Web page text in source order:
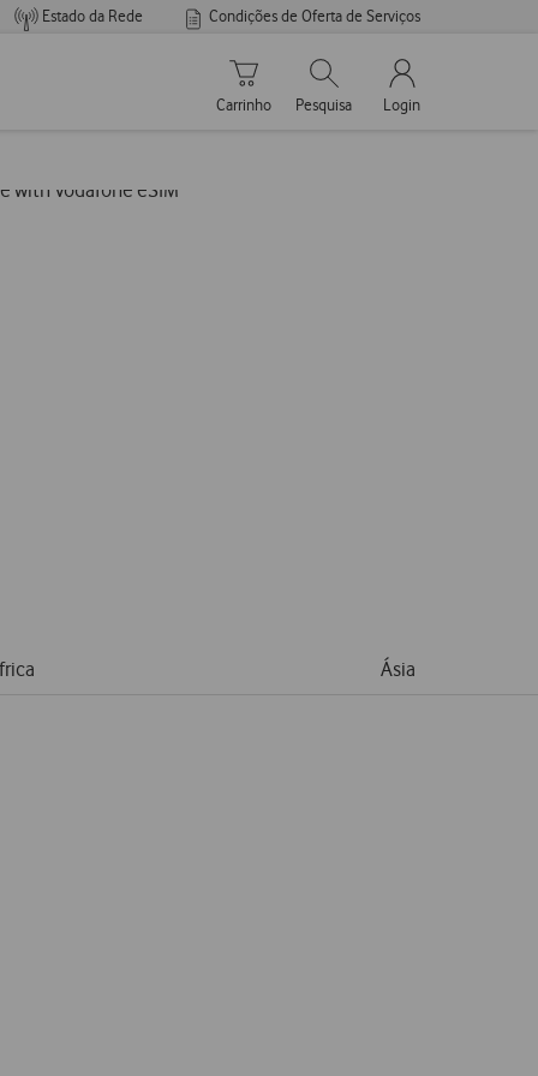
Estado da Rede Condições de Oferta de Serviços
Carrinho de compras
Carrinho
Pesquisar
Pesquisa
My Vodafone
Login
Ásia